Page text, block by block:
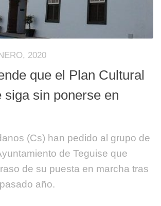
2020
que el Plan Cultural
siga sin ponerse en
(Cs) han pedido al grupo de
de Teguise que
de su puesta en marcha tras
año.